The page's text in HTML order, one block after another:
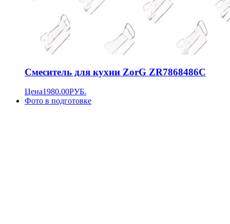
Смеситель для кухни ZorG ZR7868486C
Цена1980.00РУБ.
Фото в подготовке